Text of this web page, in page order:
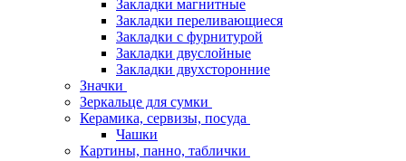
Закладки магнитные
Закладки переливающиеся
Закладки с фурнитурой
Закладки двуслойные
Закладки двухсторонние
Значки
Зеркальце для сумки
Керамика, сервизы, посуда
Чашки
Картины, панно, таблички